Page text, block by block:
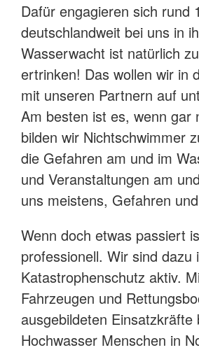
Dafür engagieren sich rund
deutschlandweit bei uns in
Wasserwacht ist natürlich
ertrinken! Das wollen wir in
mit unseren Partnern auf
Am besten ist es, wenn gar
bilden wir Nichtschwimmer
die Gefahren am und im
und Veranstaltungen am
uns meistens, Gefahren
Wenn doch etwas passiert
professionell. Wir sind
Katastrophenschutz aktiv.
Fahrzeugen und
ausgebildeten
Hochwasser Menschen in